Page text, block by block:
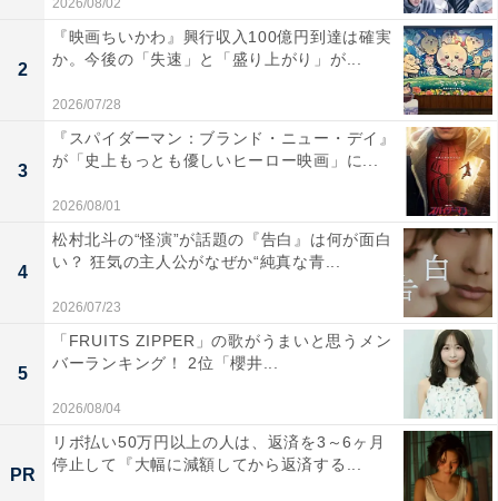
証拠を残すために乃木家の家紋をマークとして使うよう
に。乃木がベキに最終標的が日本だという情報をあてる
と、かつては日本を恨んだが、今はそんな気持ちはなく
なったと語ります。
ベキやノコルらとの絆を深め始めた乃木。しかしフロー
ライトの情報が政府にバレたことを機に、ノコルは乃木
へ疑いの目を向けます。さらに、乃木に狙撃され死んだ
はずの別班員が全員生きて日本で療養していることも判
明。乃木は黒須（松坂桃李）とともに縛り上げられ、ベ
キから糾弾されます。頭の中で別人格“F”の制止する声が
響く中、乃木は「別班の仕事でここへ来ました」と告
白。するとベキは乃木家に伝わる日本刀を乃木に振りか
ざし――。
2026/08/02
2
『映画ちいかわ』興行収入100億円到達は確実
か。今後の「失速」と「盛り上がり」が...
2026/07/28
3
『スパイダーマン：ブランド・ニュー・デイ』
が「史上もっとも優しいヒーロー映画」に...
2026/08/01
4
松村北斗の“怪演”が話題の『告白』は何が面白
い？ 狂気の主人公がなぜか“純真な青...
2026/07/23
5
「FRUITS ZIPPER」の歌がうまいと思うメン
バーランキング！ 2位「櫻井...
2026/08/04
PR
リボ払い50万円以上の人は、返済を3～6ヶ月
停止して『大幅に減額してから返済する...